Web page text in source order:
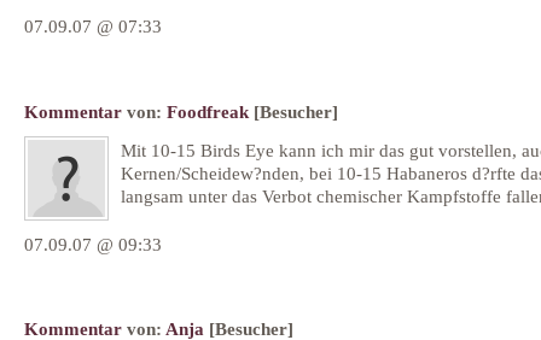
07.09.07 @ 07:33
Kommentar von: Foodfreak [Besucher]
Mit 10-15 Birds Eye kann ich mir das gut vorstellen,
Kernen/Scheidew?nden, bei 10-15 Habaneros d?rfte
langsam unter das Verbot chemischer Kampfstoffe
07.09.07 @ 09:33
Kommentar von: Anja [Besucher]